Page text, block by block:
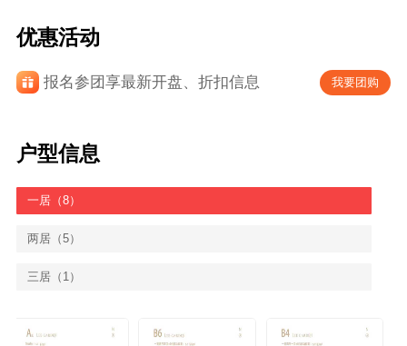
优惠活动
报名参团享最新开盘、折扣信息 我要团购
户型信息
一居（8）
两居（5）
三居（1）